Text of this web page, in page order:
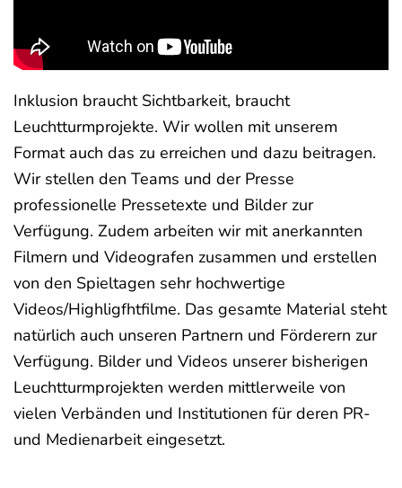
Inklusion braucht Sichtbarkeit, braucht
Leuchtturmprojekte. Wir wollen mit unserem
Format auch das zu erreichen und dazu beitragen.
Wir stellen den Teams und der Presse
professionelle Pressetexte und Bilder zur
Verfügung. Zudem arbeiten wir mit anerkannten
Filmern und Videografen zusammen und erstellen
von den Spieltagen sehr hochwertige
Videos/Highligfhtfilme. Das gesamte Material steht
natürlich auch unseren Partnern und Förderern zur
Verfügung. Bilder und Videos unserer bisherigen
Leuchtturmprojekten werden mittlerweile von
vielen Verbänden und Institutionen für deren PR-
und Medienarbeit eingesetzt.